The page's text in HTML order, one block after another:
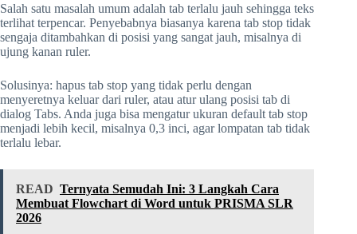
Salah satu masalah umum adalah tab terlalu jauh sehingga teks
terlihat terpencar. Penyebabnya biasanya karena tab stop tidak
sengaja ditambahkan di posisi yang sangat jauh, misalnya di
ujung kanan ruler.
Solusinya: hapus tab stop yang tidak perlu dengan
menyeretnya keluar dari ruler, atau atur ulang posisi tab di
dialog Tabs. Anda juga bisa mengatur ukuran default tab stop
menjadi lebih kecil, misalnya 0,3 inci, agar lompatan tab tidak
terlalu lebar.
READ Ternyata Semudah Ini: 3 Langkah Cara
Membuat Flowchart di Word untuk PRISMA SLR
2026